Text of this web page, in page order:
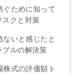
ぐために知って
スクと対策
ないと感じたと
ブルの解決策
株式の評価額ト